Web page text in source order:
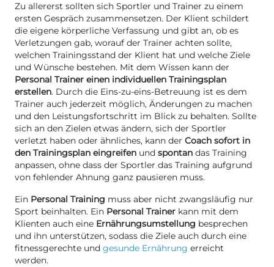
Zu allererst sollten sich Sportler und Trainer zu einem
ersten Gespräch zusammensetzen. Der Klient schildert
die eigene körperliche Verfassung und gibt an, ob es
Verletzungen gab, worauf der Trainer achten sollte,
welchen Trainingsstand der Klient hat und welche Ziele
und Wünsche bestehen. Mit dem Wissen kann der
Personal Trainer einen individuellen Trainingsplan
erstellen. Durch die Eins-zu-eins-Betreuung ist es dem
Trainer auch jederzeit möglich, Änderungen zu machen
und den Leistungsfortschritt im Blick zu behalten. Sollte
sich an den Zielen etwas ändern, sich der Sportler
verletzt haben oder ähnliches, kann der Coach sofort in
den Trainingsplan eingreifen und spontan das Training
anpassen, ohne dass der Sportler das Training aufgrund
von fehlender Ahnung ganz pausieren muss.
Ein Personal Training muss aber nicht zwangsläufig nur
Sport beinhalten. Ein Personal Trainer kann mit dem
Klienten auch eine Ernährungsumstellung besprechen
und ihn unterstützen, sodass die Ziele auch durch eine
fitnessgerechte und gesunde Ernährung erreicht
werden.